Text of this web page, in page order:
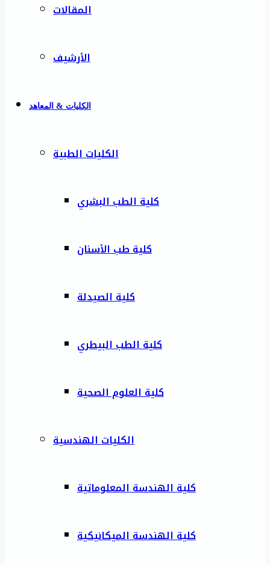
المقالات
الأرشيف
الكليات & المعاهد
الكليات الطبية
كلية الطب البشري
كلية طب الأسنان
كلية الصيدلة
كلية الطب البيطري
كلية العلوم الصحية
الكليات الهندسية
كلية الهندسة المعلوماتية
كلية الهندسة الميكانيكية